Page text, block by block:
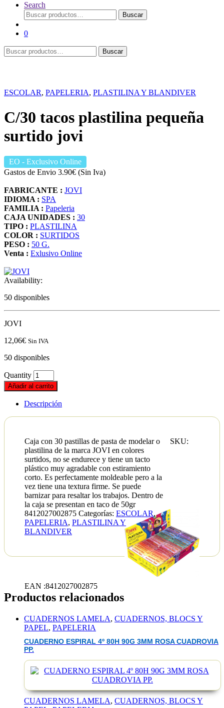
Search
Buscar
por:
Buscar
0
Buscar
por:
Buscar
ESCOLAR, PAPELERIA, PLASTILINA Y BLANDIVER
C/30 tacos plastilina pequeña
surtido jovi
EO - Exclusivo Online
Gastos de Envio 3.90€ (Sin Iva)
FABRICANTE : JOVI
IDIOMA : SPA
FAMILIA : Papeleria
CAJA UNIDADES : 30
TIPO : PLASTILINA
COLOR : SURTIDOS
PESO : 50 G.
Venta : Exlusivo Online
Availability:
50 disponibles
JOVI
12,06€ Sin IVA
50 disponibles
Quantity
Añadir al carrito
Descripción
Caja con 30 pastillas de pasta de modelar o
plastilina de la marca JOVI en colores
surtidos, no se endurece y tiene un tacto
plástico muy agradable con estiramiento
corto. Es perfectamente moldeable pero a la
vez tiene una textura firme. Se puede
barnizar para resaltar los trabajos. Dentro de
la caja se presentan en taco de 50gr
EAN :8412027002875
SKU:
8412027002875 Categorías: ESCOLAR,
PAPELERIA, PLASTILINA Y
BLANDIVER
Productos relacionados
CUADERNOS LAMELA, CUADERNOS, BLOCS Y
PAPEL, PAPELERIA
CUADERNO ESPIRAL 4º 80H 90G 3MM ROSA CUADROVIA
PP.
CUADERNOS LAMELA, CUADERNOS, BLOCS Y